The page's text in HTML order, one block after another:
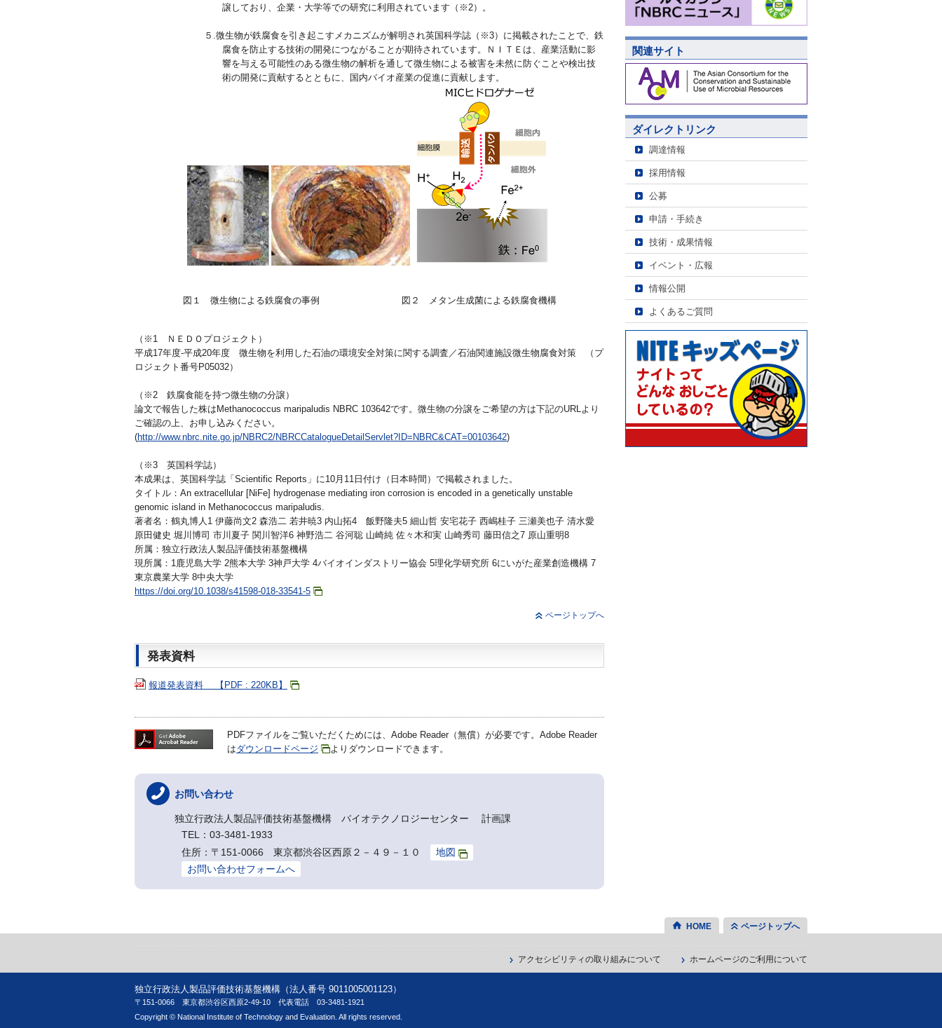
譲しており、企業・大学等での研究に利用されています（※2）。
５.微生物が鉄腐食を引き起こすメカニズムが解明され英国科学誌（※3）に掲載されたことで、鉄
腐食を防止する技術の開発につながることが期待されています。ＮＩＴＥは、産業活動に影
響を与える可能性のある微生物の解析を通して微生物による被害を未然に防ぐことや検出技
術の開発に貢献するとともに、国内バイオ産業の促進に貢献します。
図１ 微生物による鉄腐食の事例 図２ メタン生成菌による鉄腐食機構
（※1 ＮＥＤＯプロジェクト）
平成17年度-平成20年度 微生物を利用した石油の環境安全対策に関する調査／石油関連施設微生物腐食対策 （プ
ロジェクト番号P05032）
（※2 鉄腐食能を持つ微生物の分譲）
論文で報告した株はMethanococcus maripaludis NBRC 103642です。微生物の分譲をご希望の方は下記のURLより
ご確認の上、お申し込みください。
(http://www.nbrc.nite.go.jp/NBRC2/NBRCCatalogueDetailServlet?ID=NBRC&CAT=00103642)
（※3 英国科学誌）
本成果は、英国科学誌「Scientific Reports」に10月11日付け（日本時間）で掲載されました。
タイトル：An extracellular [NiFe] hydrogenase mediating iron corrosion is encoded in a genetically unstable
genomic island in Methanococcus maripaludis.
著者名：鶴丸博人1 伊藤尚文2 森浩二 若井暁3 内山拓4 飯野隆夫5 細山哲 安宅花子 西嶋桂子 三瀬美也子 清水愛
原田健史 堀川博司 市川夏子 関川智洋6 神野浩二 谷河聡 山崎純 佐々木和実 山崎秀司 藤田信之7 原山重明8
所属：独立行政法人製品評価技術基盤機構
現所属：1鹿児島大学 2熊本大学 3神戸大学 4バイオインダストリー協会 5理化学研究所 6にいがた産業創造機構 7
東京農業大学 8中央大学
https://doi.org/10.1038/s41598-018-33541-5
ページトップへ
発表資料
報道発表資料 【PDF : 220KB】
PDFファイルをご覧いただくためには、Adobe Reader（無償）が必要です。Adobe Reader
はダウンロードページ よりダウンロードできます。
お問い合わせ
独立行政法人製品評価技術基盤機構 バイオテクノロジーセンター 計画課
TEL：03-3481-1933
住所：〒151-0066 東京都渋谷区西原２－４９－１０
地図
お問い合わせフォームへ
関連サイト
ダイレクトリンク
調達情報
採用情報
公募
申請・手続き
技術・成果情報
イベント・広報
情報公開
よくあるご質問
HOME ページトップへ
アクセシビリティの取り組みについて ホームページのご利用について
独立行政法人製品評価技術基盤機構（法人番号 9011005001123）
〒151-0066 東京都渋谷区西原2-49-10
代表電話 03-3481-1921
Copyright © National Institute of Technology and Evaluation. All rights reserved.